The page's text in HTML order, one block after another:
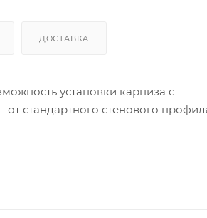
ДОСТАВКА
установки карниза с
стандартного стенового